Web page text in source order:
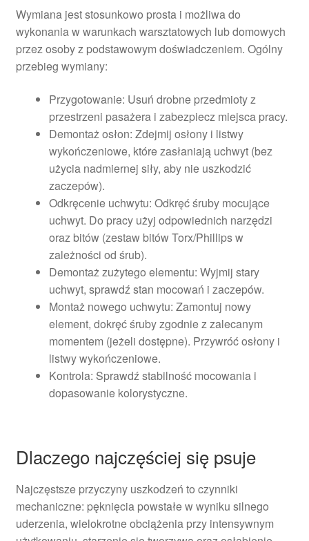
Wymiana jest stosunkowo prosta i możliwa do
wykonania w warunkach warsztatowych lub domowych
przez osoby z podstawowym doświadczeniem. Ogólny
przebieg wymiany:
Przygotowanie: Usuń drobne przedmioty z
przestrzeni pasażera i zabezpiecz miejsca pracy.
Demontaż osłon: Zdejmij osłony i listwy
wykończeniowe, które zasłaniają uchwyt (bez
użycia nadmiernej siły, aby nie uszkodzić
zaczepów).
Odkręcenie uchwytu: Odkręć śruby mocujące
uchwyt. Do pracy użyj odpowiednich narzędzi
oraz bitów (zestaw bitów Torx/Phillips w
zależności od śrub).
Demontaż zużytego elementu: Wyjmij stary
uchwyt, sprawdź stan mocowań i zaczepów.
Montaż nowego uchwytu: Zamontuj nowy
element, dokręć śruby zgodnie z zalecanym
momentem (jeżeli dostępne). Przywróć osłony i
listwy wykończeniowe.
Kontrola: Sprawdź stabilność mocowania i
dopasowanie kolorystyczne.
Dlaczego najczęściej się psuje
Najczęstsze przyczyny uszkodzeń to czynniki
mechaniczne: pęknięcia powstałe w wyniku silnego
uderzenia, wielokrotne obciążenia przy intensywnym